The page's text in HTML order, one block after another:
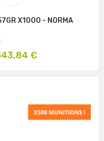
X1000 - NORMA
€